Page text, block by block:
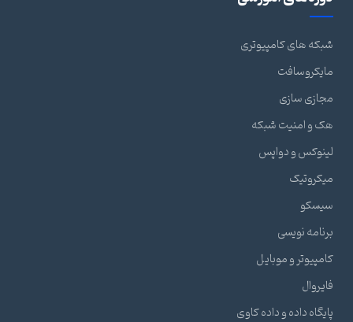
شبکه های کامپیوتری
مایکروسافت
مجازی سازی
هک و امنیت شبکه
لینوکس و دواپس
میکروتیک
سیسکو
برنامه نویسی
کامپیوتر و موبایل
فایروال
پایگاه داده و داده کاوی